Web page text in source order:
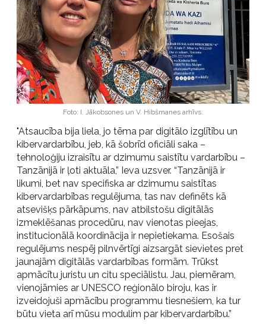
Foto: I. Jākobsones un V. Hibšmanes arhīvs.
"Atsaucība bija liela, jo tēma par digitālo izglītību un
kibervardarbību, jeb, kā šobrīd oficiāli saka –
tehnoloģiju izraisītu ar dzimumu saistītu vardarbību –
Tanzānijā ir ļoti aktuāla,” Ieva uzsver. “Tanzānijā ir
likumi, bet nav specifiska ar dzimumu saistītas
kibervardarbības regulējuma, tas nav definēts kā
atsevišķs pārkāpums, nav atbilstošu digitālās
izmeklēšanas procedūru, nav vienotas pieejas,
institucionālā koordinācija ir nepietiekama. Esošais
regulējums nespēj pilnvērtīgi aizsargāt sievietes pret
jaunajām digitālās vardarbības formām. Trūkst
apmācītu juristu un citu speciālistu. Jau, piemēram,
vienojāmies ar UNESCO reģionālo biroju, kas ir
izveidojuši apmācību programmu tiesnešiem, ka tur
būtu vieta arī mūsu modulim par kibervardarbību.”